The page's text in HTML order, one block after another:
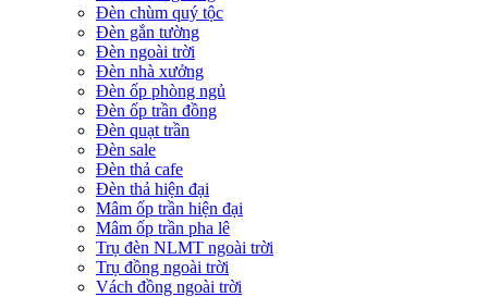
Đèn chùm quý tộc
Đèn gắn tường
Đèn ngoài trời
Đèn nhà xưởng
Đèn ốp phòng ngủ
Đèn ốp trần đồng
Đèn quạt trần
Đèn sale
Đèn thả cafe
Đèn thả hiện đại
Mâm ốp trần hiện đại
Mâm ốp trần pha lê
Trụ đèn NLMT ngoài trời
Trụ đồng ngoài trời
Vách đồng ngoài trời